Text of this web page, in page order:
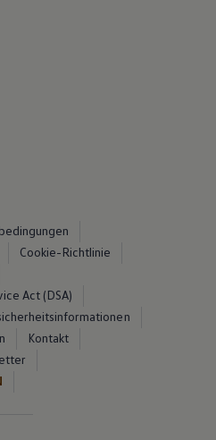
Cookie-Richtlinie
Act (DSA)
Kontakt